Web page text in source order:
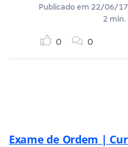
Publicado em 22/06/17
2
0 0
Exame de Ordem |